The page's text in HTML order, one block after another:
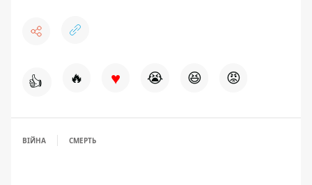
👍 🔥 ♥ 😭 😆 😡
ВІЙНА СМЕРТЬ